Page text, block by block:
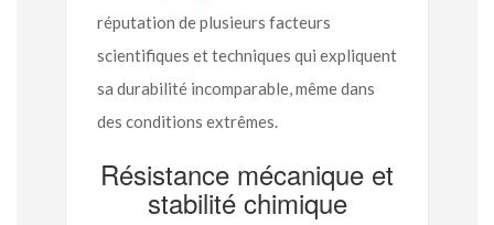
réputation de plusieurs facteurs
scientifiques et techniques qui expliquent
sa durabilité incomparable, même dans
des conditions extrêmes.
Résistance mécanique et
stabilité chimique